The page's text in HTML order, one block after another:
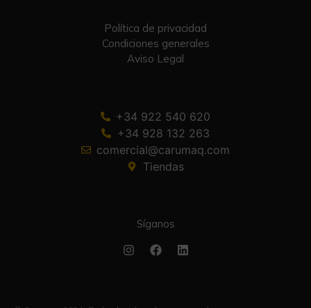
Política de privacidad
Condiciones generales
Aviso Legal
+34 922 540 620
+34 928 132 263
comercial@carumaq.com
Tiendas
Síganos